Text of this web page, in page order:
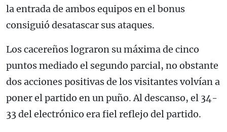
la entrada de ambos equipos en el bonus
consiguió desatascar sus ataques.
Los cacereños lograron su máxima de cinco
puntos mediado el segundo parcial, no obstante
dos acciones positivas de los visitantes volvían a
poner el partido en un puño. Al descanso, el 34-
33 del electrónico era fiel reflejo del partido.